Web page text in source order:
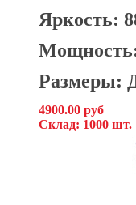
Яркость:
Размеры:
4900.00 руб
Склад: 1000 шт.